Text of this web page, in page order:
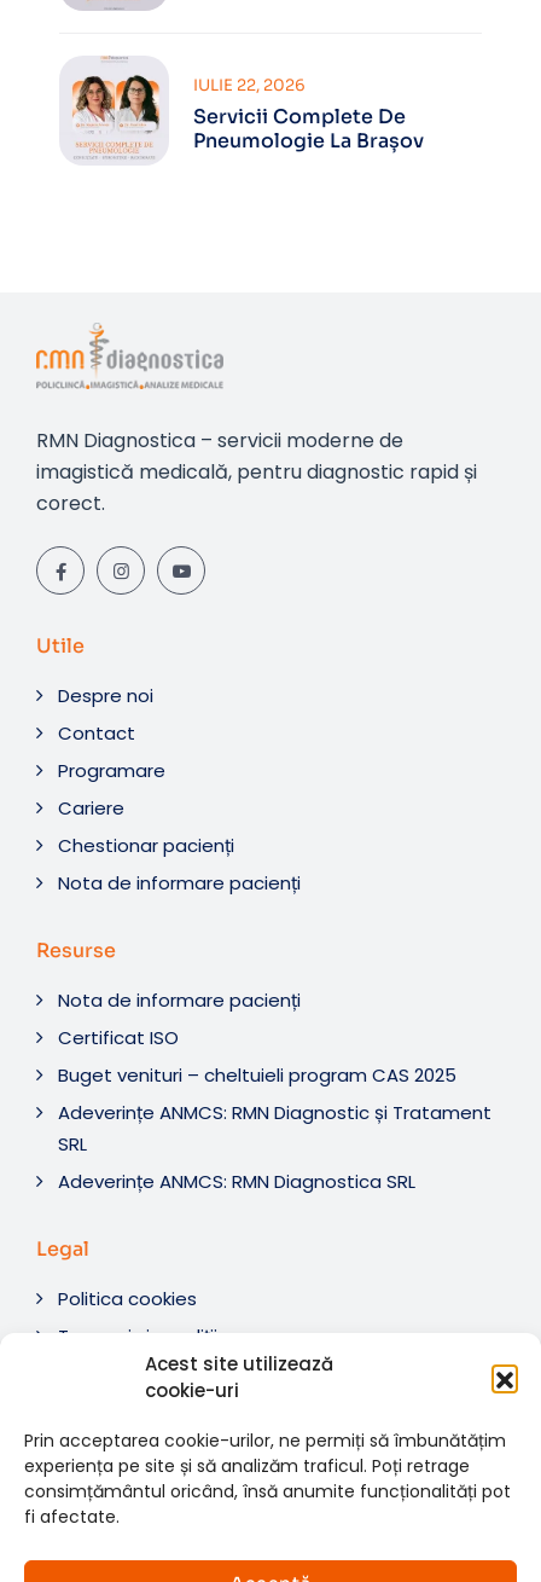
Acest site utilizează
cookie-uri
Prin acceptarea cookie-urilor, ne permiți să îmbunătățim
experiența pe site și să analizăm traficul. Poți retrage
consimțământul oricând, însă anumite funcționalități pot
fi afectate.
Servicii Complete De
Pneumologie La Brașov
IULIE 22, 2026
RMN Diagnostica – servicii moderne de
imagistică medicală, pentru diagnostic rapid și
corect.
Utile
Despre noi
Contact
Programare
Cariere
Chestionar pacienți
Nota de informare pacienți
Resurse
Nota de informare pacienți
Certificat ISO
Buget venituri – cheltuieli program CAS 2025
Adeverințe ANMCS: RMN Diagnostic și Tratament
SRL
Adeverințe ANMCS: RMN Diagnostica SRL
Legal
Politica cookies
Termeni si condiții
Soluționare litigii
rezervate.